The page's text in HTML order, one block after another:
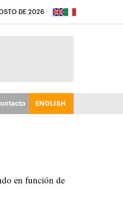
DE 2026
ENGLISH
en función de